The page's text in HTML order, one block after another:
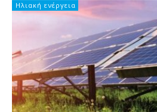
Ηλιακή ενέργεια